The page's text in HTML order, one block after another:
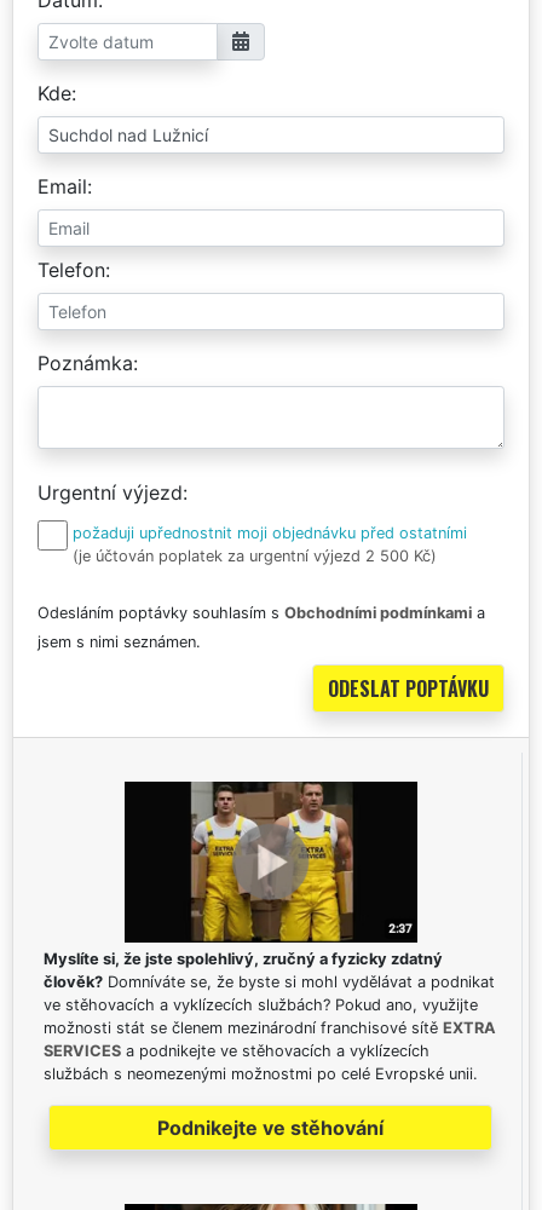
Kde
Email
Telefon
Poznámka
Urgentní výjezd
požaduji upřednostnit moji objednávku před ostatními
(je účtován poplatek za urgentní výjezd 2 500 Kč)
Odesláním poptávky souhlasím s Obchodními podmínkami a
jsem s nimi seznámen.
Myslíte si, že jste spolehlivý, zručný a fyzicky zdatný
člověk? Domníváte se, že byste si mohl vydělávat a podnikat
ve stěhovacích a vyklízecích službách? Pokud ano, využijte
možnosti stát se členem mezinárodní franchisové sítě EXTRA
SERVICES a podnikejte ve stěhovacích a vyklízecích
službách s neomezenými možnostmi po celé Evropské unii.
Podnikejte ve stěhování